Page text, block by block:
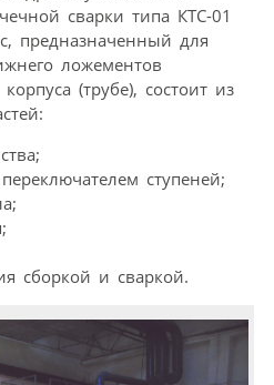
сварки типа КТС-01
предназначенный для
ложементов
(трубе), состоит из
ступеней;
сборкой и сваркой.